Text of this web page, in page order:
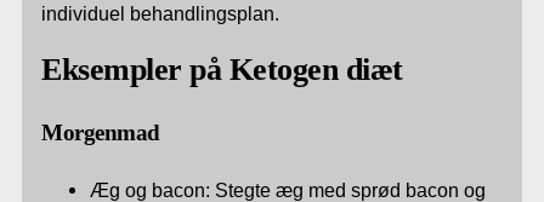
individuel behandlingsplan.
Eksempler på Ketogen diæt
Morgenmad
Æg og bacon: Stegte æg med sprød bacon og